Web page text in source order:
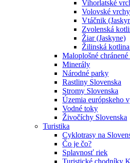
Vihorlatské
Volovské
Vtáčnik
Zvolenská
Žiar (Jaskyne)
Žilinská
Maloplošné chránené
Minerály
Národné parky
Rastliny Slovenska
Stromy Slovenska
Územia európskeho
Vodné toky
Živočíchy Slovenska
Turistika
Cyklotrasy na
Čo je čo?
Splavnosť riek
Turistické chodníky